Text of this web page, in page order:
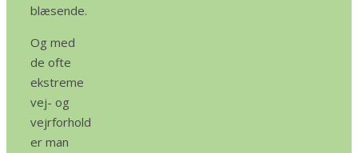
blæsende.
Og med
de ofte
ekstreme
vej- og
vejrforhold
er man